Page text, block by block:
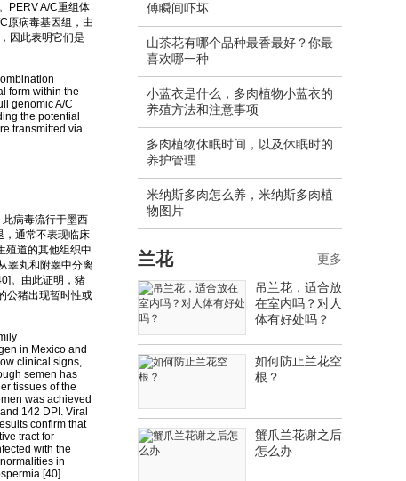
PERV A/C重组体
原病毒基因组，由
因此表明它们是
form within the
genomic A/C
the potential
transmitted via
病毒流行于墨西
，通常不表现临床
殖道的其他组织中
睾丸和附睾中分离
。由此证明，猪
公猪出现暂时性或
in Mexico and
clinical signs,
semen has
tissues of the
was achieved
142 DPI. Viral
confirm that
tract for
with the
in
[40].
傅瞬间吓坏
山茶花有哪个品种最香最好？你最
喜欢哪一种
小蓝衣是什么，多肉植物小蓝衣的
养殖方法和注意事项
多肉植物休眠时间，以及休眠时的
养护管理
米纳斯多肉怎么养，米纳斯多肉植
物图片
兰花
吊兰花，适合放
在室内吗？对人
体有好处吗？
如何防止兰花空
根？
蟹爪兰花谢之后
怎么办
更多